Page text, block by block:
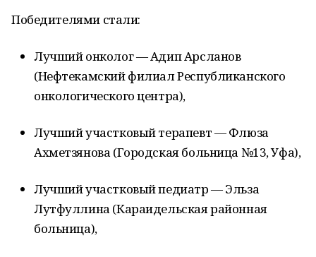
Победителями стали:
Лучший онколог — Адип Арсланов
(Нефтекамский филиал Республиканского
онкологического центра),
Лучший участковый терапевт — Флюза
Ахметзянова (Городская больница №13, Уфа),
Лучший участковый педиатр — Эльза
Лутфуллина (Караидельская районная
больница),